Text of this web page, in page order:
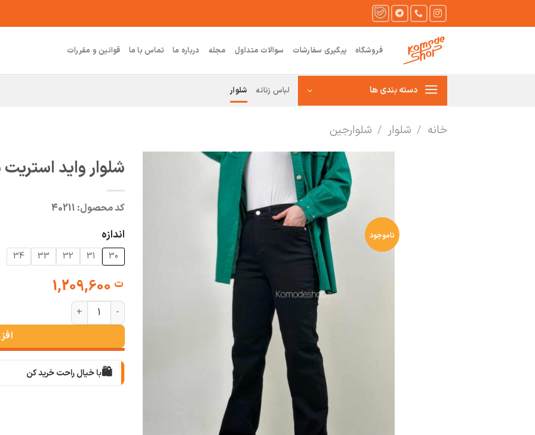
فروشگاه پیگیری سفارشات سوالات متداول مجله درباره ما تماس با ما قوانین و مقررات
دسته بندی ها لباس زنانه شلوار
خانه / شلوار / شلوارجین
ناموجود
شلوار واید
کد محصول: 40211
اندازه
30
31
32
33
34
ت
شلوار واید استریت مشکی (کمر
🛍️با خیال راحت خرید کن